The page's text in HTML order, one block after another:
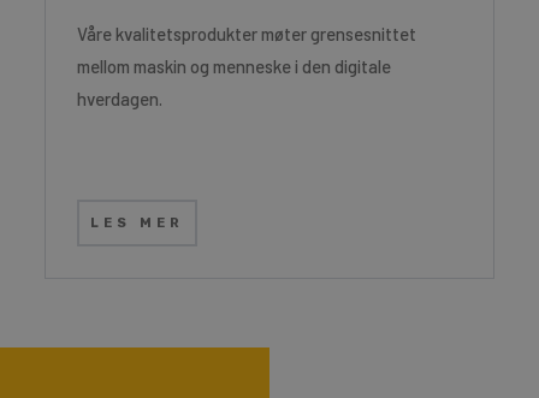
Våre kvalitetsprodukter møter grensesnittet
mellom maskin og menneske i den digitale
hverdagen.
LES MER